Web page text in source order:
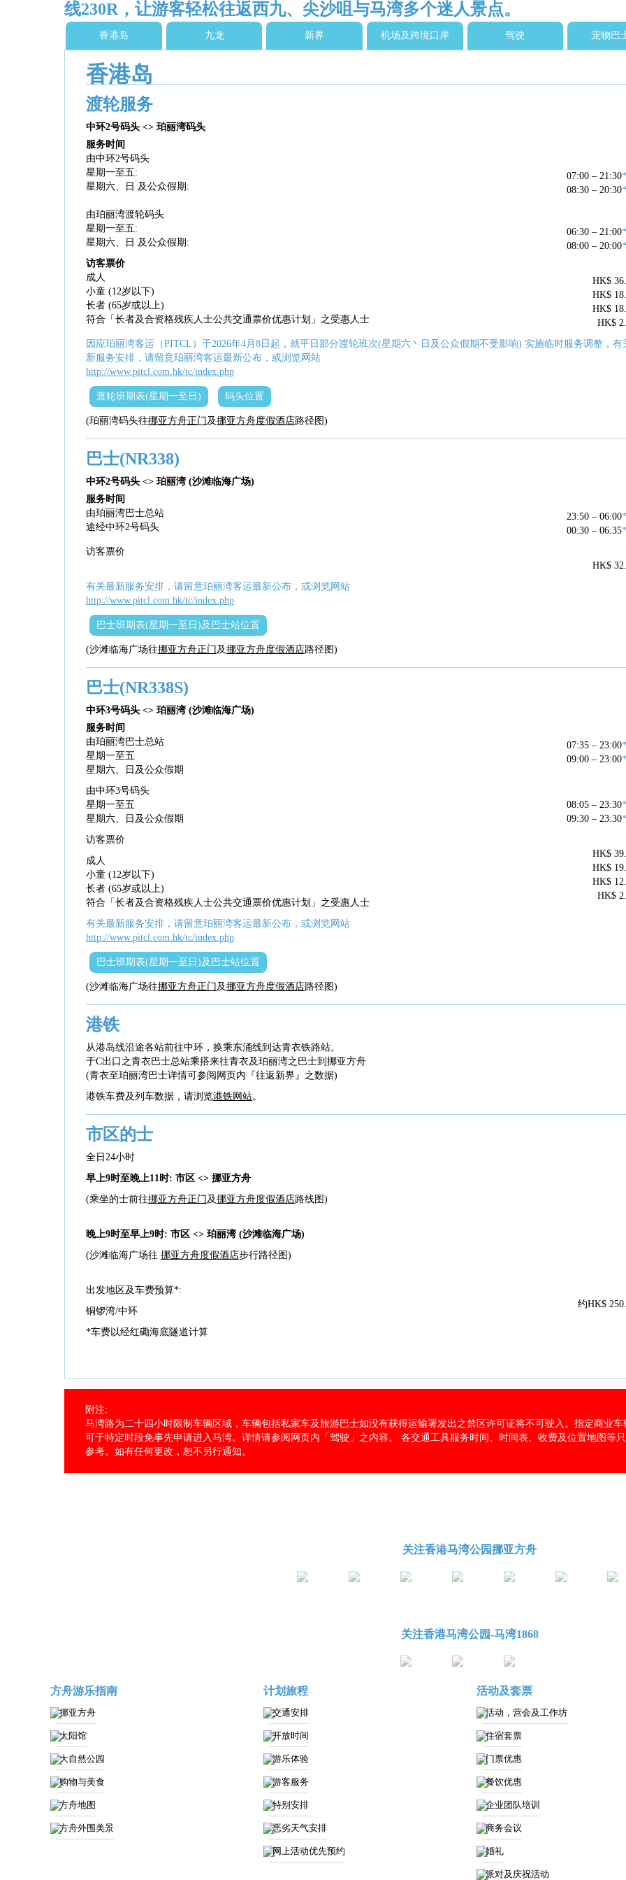
线230R，让游客轻松往返西九、尖沙咀与马湾多个迷人景点。
香港岛 九龙 新界 机场及跨境口岸 驾驶 宠物巴
香港岛
渡轮服务
中环2号码头 <> 珀丽湾码头
服务时间
由中环2号码头
星期一至五:
星期六、日 及公众假期:
由珀丽湾渡轮码头
星期一至五:
星期六、日 及公众假期:
07:00 – 21:30
08:30 – 20:30
06:30 – 21:00
08:00 – 20:00
访客票价
成人
小童 (12岁以下)
长者 (65岁或以上)
符合「长者及合资格残疾人士公共交通票价优惠计划」之受惠人士
HK$
HK$
HK$
HK$
因应珀丽湾客运（PITCL）于2026年4月8日起，就平日部分渡轮班次(星期六丶日及公众假期不受影响) 实施临时服务调整，有
新服务安排，请留意珀丽湾客运最新公布，或浏览网站
http://www.pitcl.com.hk/tc/index.php
渡轮班期表(星期一至日) 码头位置
(珀丽湾码头往挪亚方舟正门 及挪亚方舟度假酒店路径图)
巴士(NR338)
中环2号码头 <> 珀丽湾 (沙滩临海广场)
服务时间
由珀丽湾巴士总站
途经中环2号码头
23:50 – 06:00
00:30 – 06:35
访客票价
HK$
有关最新服务安排，请留意珀丽湾客运最新公布，或浏览网站
http://www.pitcl.com.hk/tc/index.php
巴士班期表(星期一至日)及巴士站位置
(沙滩临海广场往挪亚方舟正门 及挪亚方舟度假酒店路径图)
巴士(NR338S)
中环3号码头 <> 珀丽湾 (沙滩临海广场)
服务时间
由珀丽湾巴士总站
星期一至五
星期六、日及公众假期
07:35 – 23:00
09:00 – 23:00
由中环3号码头
星期一至五
星期六、日及公众假期
08:05 – 23:30
09:30 – 23:30
访客票价
成人
小童 (12岁以下)
长者 (65岁或以上)
符合「长者及合资格残疾人士公共交通票价优惠计划」之受惠人士
HK$
HK$
HK$
HK$
有关最新服务安排，请留意珀丽湾客运最新公布，或浏览网站
http://www.pitcl.com.hk/tc/index.php
巴士班期表(星期一至日)及巴士站位置
(沙滩临海广场往挪亚方舟正门 及挪亚方舟度假酒店路径图)
港铁
从港岛线沿途各站前往中环，换乘东涌线到达青衣铁路站。
于C出口之青衣巴士总站乘搭来往青衣及珀丽湾之巴士到挪亚方舟
(青衣至珀丽湾巴士详情可参阅网页内『往返新界』之数据)
港铁车费及列车数据，请浏览港铁网站。
市区的士
全日24小时
早上9时至晚上11时: 市区 <> 挪亚方舟
(乘坐的士前往挪亚方舟正门 及挪亚方舟度假酒店路线图)
晚上9时至早上9时: 市区 <> 珀丽湾 (沙滩临海广场)
(沙滩临海广场往 挪亚方舟度假酒店步行路径图)
出发地区及车费预算*:
铜锣湾/中环
约HK$
*车费以经红磡海底隧道计算
附注:
马湾路为二十四小时限制车辆区域，车辆包括私家车及旅游巴士如没有获得运输署发出之禁区许可证将不可驶入。指定商业车
可于特定时段免事先申请进入马湾。详情请参阅网页内「驾驶」之内容。 各交通工具服务时间、时间表、收费及位置地图等
参考。如有任何更改，恕不另行通知。
关注香港马湾公园挪亚方舟
关注香港马湾公园-马湾1868
方舟游乐指南
挪亚方舟
太阳馆
大自然公园
购物与美食
方舟地图
方舟外围美景
计划旅程
交通安排
开放时间
游乐体验
游客服务
特别安排
恶劣天气安排
网上活动优先预约
活动及套票
活动，营会及工作坊
住宿套票
门票优惠
餐饮优惠
企业团队培训
商务会议
婚礼
派对及庆祝活动